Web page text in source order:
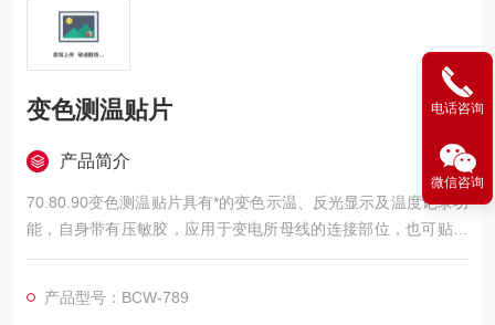
变色测温贴片
产品简介
70.80.90变色测温贴片具有*的变色示温、反光显示及温度记录功
能，自身带有压敏胶，应用于变电所母线的连接部位，也可贴在
母线与设备接线端子的连接处及隔离开关的触头
产品型号：BCW-789
电话咨询
微信咨询